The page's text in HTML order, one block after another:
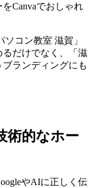
Canvaでおしゃれ
コン教室 滋賀」
だけでなく、「滋
ランディングにも
術的なホー
やAIに正しく伝